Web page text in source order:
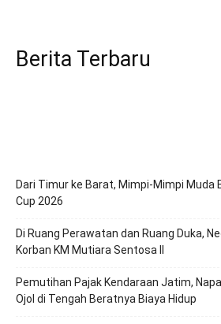
Berita Terbaru
Dari Timur ke Barat, Mimpi-Mimpi Muda
Cup 2026
Di Ruang Perawatan dan Ruang Duka,
Korban KM Mutiara Sentosa II
Pemutihan Pajak Kendaraan Jatim,
Ojol di Tengah Beratnya Biaya Hidup